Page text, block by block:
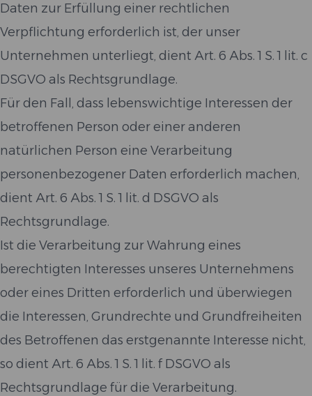
Daten zur Erfüllung einer rechtlichen
Verpflichtung erforderlich ist, der unser
Unternehmen unterliegt, dient Art. 6 Abs. 1 S. 1 lit. c
DSGVO als Rechtsgrundlage.
Für den Fall, dass lebenswichtige Interessen der
betroffenen Person oder einer anderen
natürlichen Person eine Verarbeitung
personenbezogener Daten erforderlich machen,
dient Art. 6 Abs. 1 S. 1 lit. d DSGVO als
Rechtsgrundlage.
Ist die Verarbeitung zur Wahrung eines
berechtigten Interesses unseres Unternehmens
oder eines Dritten erforderlich und überwiegen
die Interessen, Grundrechte und Grundfreiheiten
des Betroffenen das erstgenannte Interesse nicht,
so dient Art. 6 Abs. 1 S. 1 lit. f DSGVO als
Rechtsgrundlage für die Verarbeitung.